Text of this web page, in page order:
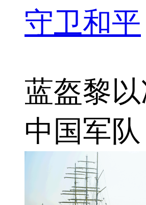
守卫和平
蓝盔黎
中国军队